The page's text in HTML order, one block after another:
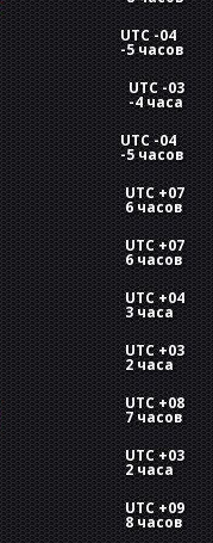
UTC -04
-5 часов
UTC -03
-4 часа
UTC -04
-5 часов
UTC +07
6 часов
UTC +07
6 часов
UTC +04
3 часа
UTC +03
2 часа
UTC +08
7 часов
UTC +03
2 часа
UTC +09
8 часов